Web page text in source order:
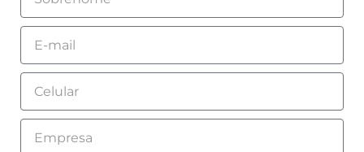
Email
Celular
Empresa